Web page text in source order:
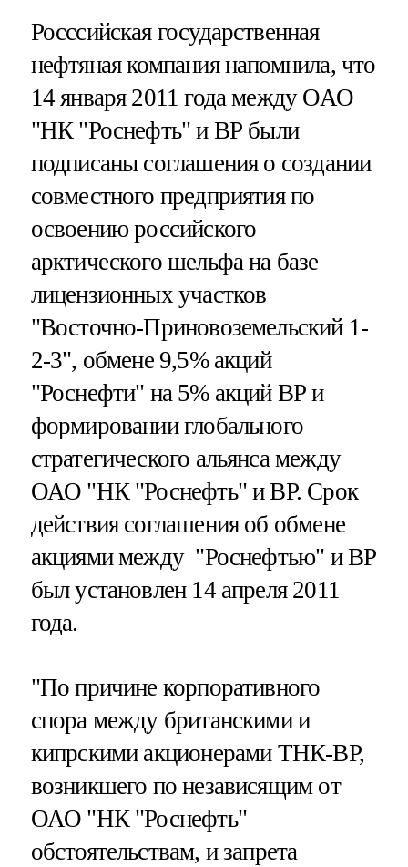
Росссийская государственная
нефтяная компания напомнила, что
14 января 2011 года между ОАО
"НК "Роснефть" и ВР были
подписаны соглашения о создании
совместного предприятия по
освоению российского
арктического шельфа на базе
лицензионных участков
"Восточно-Приновоземельский 1-
2-3", обмене 9,5% акций
"Роснефти" на 5% акций ВР и
формировании глобального
стратегического альянса между
ОАО "НК "Роснефть" и ВР. Срок
действия соглашения об обмене
акциями между "Роснефтью" и ВР
был установлен 14 апреля 2011
года.
"По причине корпоративного
спора между британскими и
кипрскими акционерами ТНК-ВР,
возникшего по независящим от
ОАО "НК "Роснефть"
обстоятельствам, и запрета